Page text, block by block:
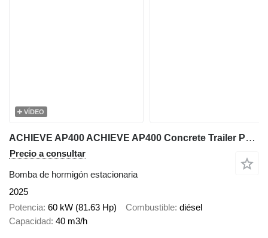
VÍDEO
ACHIEVE AP400 ACHIEVE AP400 Concrete Trailer Pump For Australia/
Precio a consultar
Bomba de hormigón estacionaria
2025
Potencia 60 kW (81.63 Hp) Combustible diésel
Capacidad 40 m3/h